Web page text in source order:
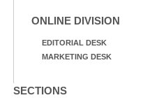
ONLINE DIVISION
EDITORIAL DESK
MARKETING DESK
SECTIONS